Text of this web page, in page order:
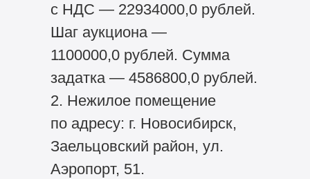
с НДС — 22934000,0 рублей.
Шаг аукциона —
1100000,0 рублей. Сумма
задатка — 4586800,0 рублей.
2. Нежилое помещение
по адресу: г. Новосибирск,
Заельцовский район, ул.
Аэропорт, 51.